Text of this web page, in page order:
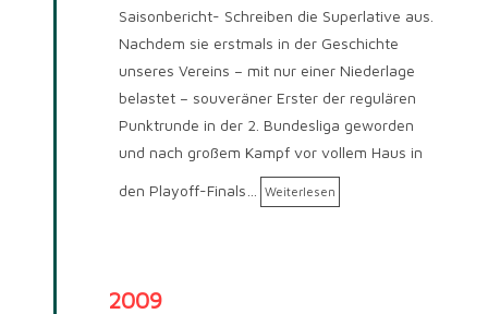
Saisonbericht- Schreiben die Superlative aus.
Nachdem sie erstmals in der Geschichte
unseres Vereins – mit nur einer Niederlage
belastet – souveräner Erster der regulären
Punktrunde in der 2. Bundesliga geworden
und nach großem Kampf vor vollem Haus in
den Playoff-Finals… Weiterlesen
2009